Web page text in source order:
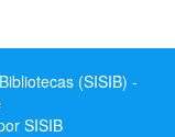
(SISIB) -
SISIB